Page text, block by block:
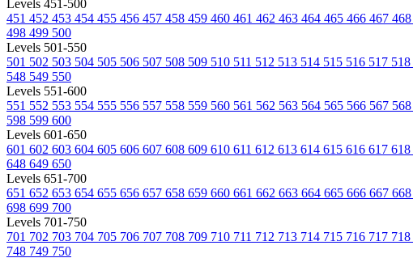
Levels 451-500
451 452 453 454 455 456 457 458 459 460 461 462 463 464 465 466 467 468
498 499 500
Levels 501-550
501 502 503 504 505 506 507 508 509 510 511 512 513 514 515 516 517 518
548 549 550
Levels 551-600
551 552 553 554 555 556 557 558 559 560 561 562 563 564 565 566 567 568
598 599 600
Levels 601-650
601 602 603 604 605 606 607 608 609 610 611 612 613 614 615 616 617 618
648 649 650
Levels 651-700
651 652 653 654 655 656 657 658 659 660 661 662 663 664 665 666 667 668
698 699 700
Levels 701-750
701 702 703 704 705 706 707 708 709 710 711 712 713 714 715 716 717 718
748 749 750